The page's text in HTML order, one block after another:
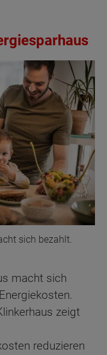
sich bezahlt.
macht sich
zeigt
reduzieren